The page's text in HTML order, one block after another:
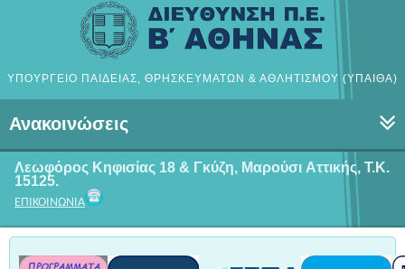
ΥΠΟΥΡΓΕΙΟ ΠΑΙΔΕΙΑΣ, ΘΡΗΣΚΕΥΜΑΤΩΝ & ΑΘΛΗΤΙΣΜΟΥ (ΥΠΑΙΘΑ)
Ανακοινώσεις
Λεωφόρος Κηφισίας 18 & Γκύζη, Μαρούσι Αττικής, Τ.Κ.
15125.
ΕΠΙΚΟΙΝΩΝΙΑ